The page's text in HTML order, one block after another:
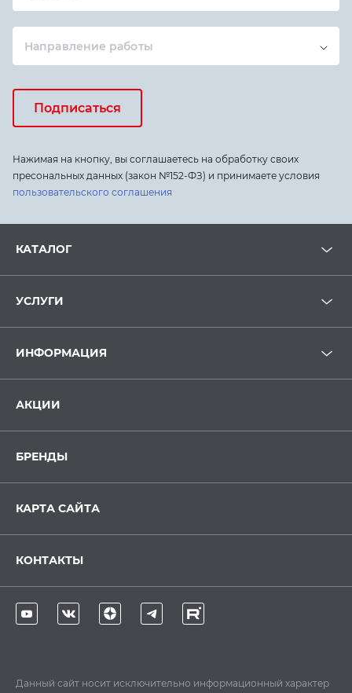
Направление работы
Подписаться
Нажимая на кнопку, вы соглашаетесь на обработку своих
пресональных данных (закон №152-ФЗ) и принимаете условия
пользовательского соглашения
КАТАЛОГ
УСЛУГИ
ИНФОРМАЦИЯ
АКЦИИ
БРЕНДЫ
КАРТА САЙТА
КОНТАКТЫ
Данный сайт носит исключительно информационный характер